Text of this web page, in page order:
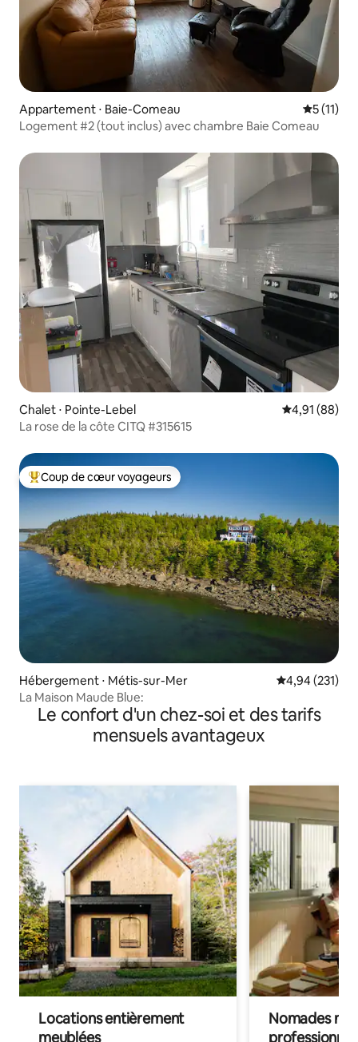
Appartement ⋅ Baie-Comeau
5 (11)
Logement #2 (tout inclus) avec chambre Baie Comeau
Chalet ⋅ Pointe-Lebel Évaluation
4,91 (88)
La rose de la côte CITQ #315615
Coups de cœur voyageurs les plus appréciés
Coup de cœur voyageurs
Hébergement ⋅ Métis-sur-Mer Évaluation
4,94 (231)
La Maison Maude Blue:
Le confort d'un chez-soi et des tarifs
mensuels avantageux
Locations entièrement
meublées
Nomades